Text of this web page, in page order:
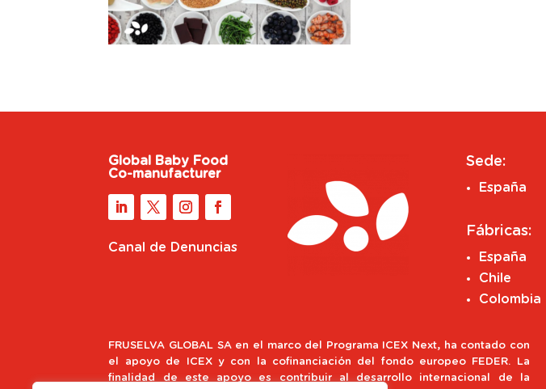
Global Baby Food
Co-manufacturer
Canal de Denuncias
Sede:
España
Fábricas:
España
Chile
Colombia
FRUSELVA GLOBAL SA en el marco del Programa ICEX Next, ha contado con
el apoyo de ICEX y con la cofinanciación del fondo europeo FEDER. La
finalidad de este apoyo es contribuir al desarrollo internacional de la